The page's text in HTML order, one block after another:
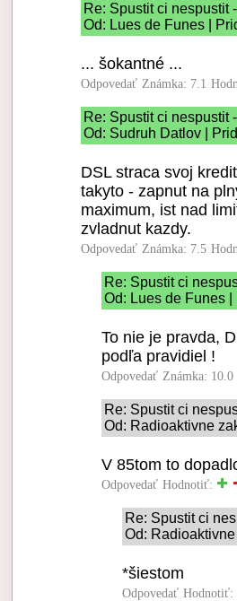
Re: Spustit ci nespustit
Od: Lues de Funes |
... šokantné ...
Odpovedať Známka: 7.1
Re: Spustit ci nespustit
Od: Sudruh Datlov |
DSL straca svoj
takyto - zapnut na
maximum, ist nad
zvladnut kazdy.
Odpovedať Známka: 7.5
Re: Spustit ci
Od: Lues de Funes
To nie je pravda,
podľa pravidiel !
Odpovedať Známka: 10.0
Re: Spustit ci
Od: Radioaktivne
V 85tom to
Odpovedať Hodnotiť:
Re: Spustit ci
Od:
*šiestom
Odpovedať Hodnotiť: